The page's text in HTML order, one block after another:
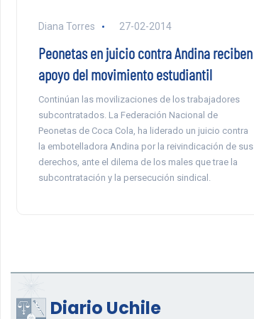
Diana Torres 27-02-2014
Peonetas en juicio contra Andina reciben
apoyo del movimiento estudiantil
Continúan las movilizaciones de los trabajadores
subcontratados. La Federación Nacional de
Peonetas de Coca Cola, ha liderado un juicio contra
la embotelladora Andina por la reivindicación de sus
derechos, ante el dilema de los males que trae la
subcontratación y la persecución sindical.
Diario Uchile